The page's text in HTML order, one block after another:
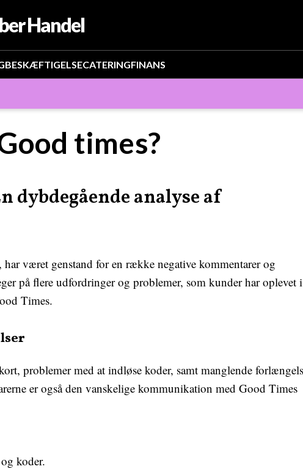
Handel
BESKÆFTIGELSECATERINGFINANS
times?
dybdegående analyse af
været genstand for en række negative kommentarer og
på flere udfordringer og problemer, som kunder har oplevet i
Times.
problemer med at indløse koder, samt manglende
er også den vanskelige kommunikation med Good Times
koder.